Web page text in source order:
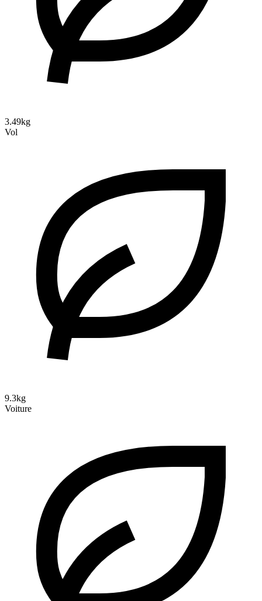
3.49kg
Vol
9.3kg
Voiture